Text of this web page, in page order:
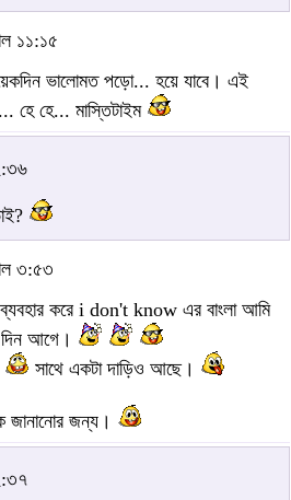
১১:১৫
ভালোমত পড়ো... হয়ে যাবে। এই
হে হে... মাস্তিটাইম
৩:৫৩
করে i don't know এর বাংলা আমি
দিন আগে।
সাথে একটা দাড়িও আছে।
জানানোর জন্য।